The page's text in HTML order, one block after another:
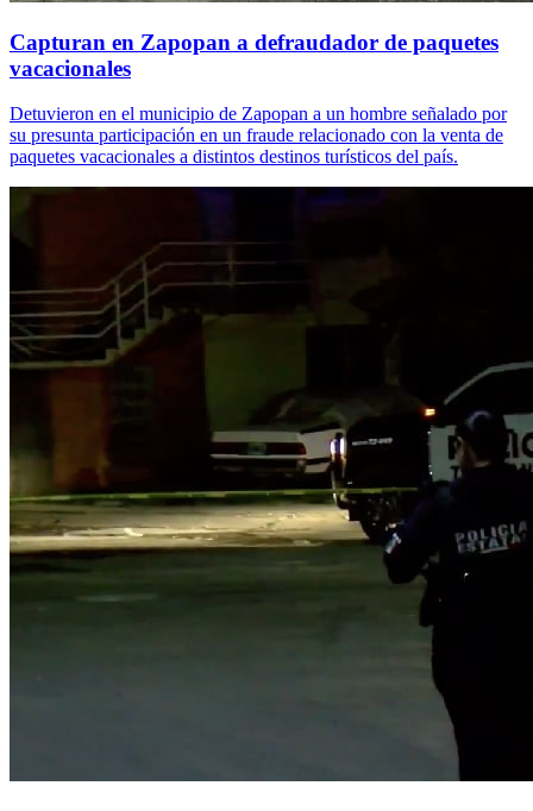
Capturan en Zapopan a defraudador de paquetes
vacacionales
Detuvieron en el municipio de Zapopan a un hombre señalado por
su presunta participación en un fraude relacionado con la venta de
paquetes vacacionales a distintos destinos turísticos del país.